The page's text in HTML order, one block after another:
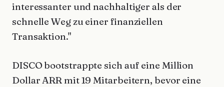
interessanter und nachhaltiger als der
schnelle Weg zu einer finanziellen
Transaktion."
DISCO bootstrappte sich auf eine Million
Dollar ARR mit 19 Mitarbeitern, bevor eine